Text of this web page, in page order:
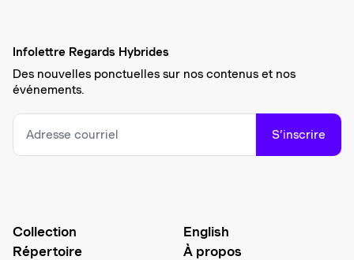
Infolettre Regards Hybrides
Des nouvelles ponctuelles sur nos contenus et nos
événements.
S’inscrire
Collection
Répertoire
English
À propos